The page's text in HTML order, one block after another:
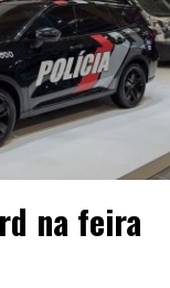
na feira